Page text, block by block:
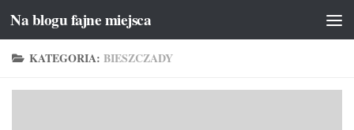
Przeskocz do treści
Na blogu fajne miejsca
KATEGORIA: BIESZCZADY